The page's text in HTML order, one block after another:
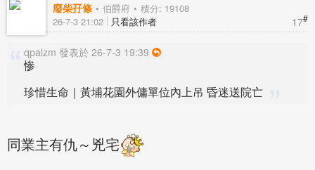
廢柴孖條 伯爵府 積分: 19108
17#
26-7-3 21:02 只看該作者
qpalzm 發表於 26-7-3 19:39
惨
珍惜生命｜黃埔花園外傭單位內上吊 昏迷送院亡
同業主有仇～兇宅